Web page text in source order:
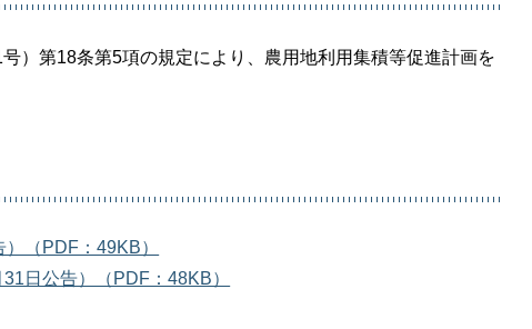
）第18条第5項の規定により、農用地利用集積等促進計画を
（PDF：49KB）
日公告）（PDF：48KB）